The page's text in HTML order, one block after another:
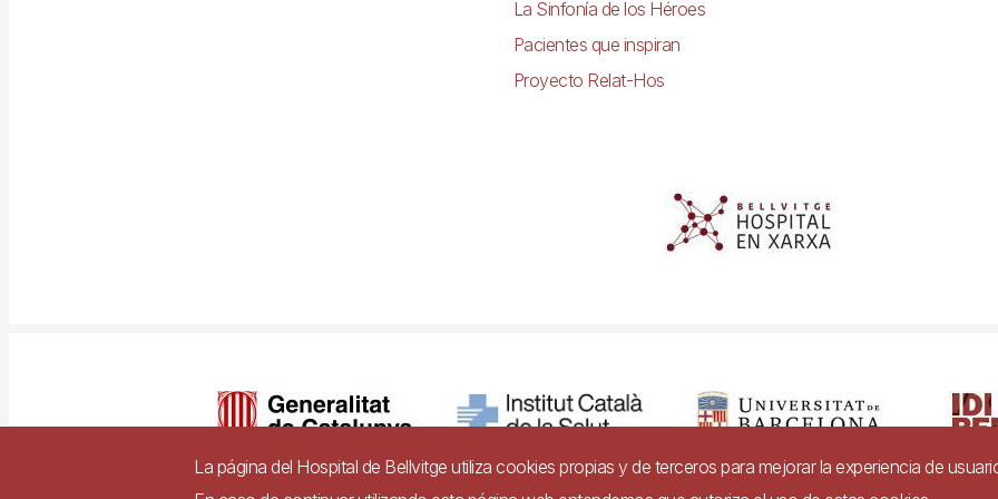
La Sinfonía de los Héroes
Pacientes que inspiran
Proyecto Relat-Hos
La página del Hospital de Bellvitge utiliza cookies propias y de terceros para mejorar la experiencia de